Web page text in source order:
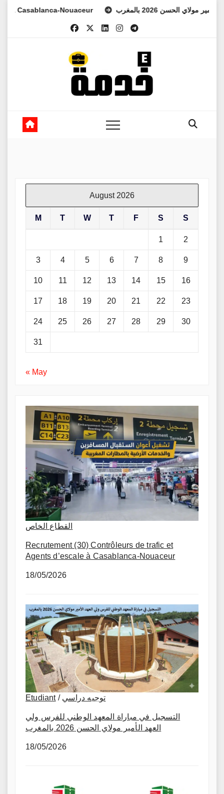
Nouaceur الأمير مولاي الحسن 2026 بالمغرب
August 2026
M T W T F S S
1 2
3 4 5 6 7 8 9
10 11 12 13 14 15 16
17 18 19 20 21 22 23
24 25 26 27 28 29 30
31
« May
القطاع الخاص
Recrutement (30) Contrôleurs de trafic et
Agents d’escale à Casablanca-Nouaceur
18/05/2026
Etudiant/ توجيه دراسي
التسجيل في مباراة المعهد الوطني للفرس ولي
العهد الأمير مولاي الحسن 2026 بالمغرب
18/05/2026